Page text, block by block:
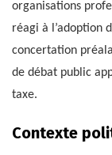
organisations
réagi à l’adoption
concertation
de débat public
taxe.
Contexte